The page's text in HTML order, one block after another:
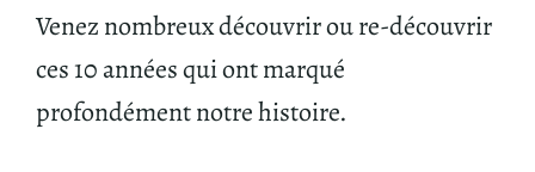
Venez nombreux découvrir ou re-découvrir
ces 10 années qui ont marqué
profondément notre histoire.